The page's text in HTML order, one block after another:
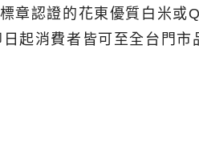
章認證的花東優質白米或
起消費者皆可至全台門市